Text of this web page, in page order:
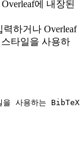
에 내장된
하거나 Overleaf
타일을 사용하
사용하는